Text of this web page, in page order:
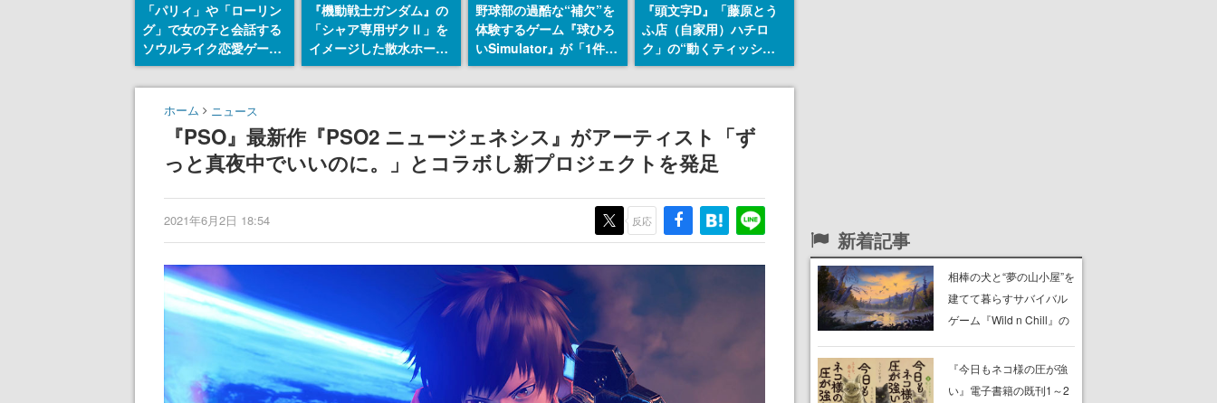
「パリィ」や「ローリン
グ」で女の子と会話する
ソウルライク恋愛ゲーム
『小早川さんはソウルラ
イク』無料公開。返事に
失敗すると「YOU
DIED」
『機動戦士ガンダム』の
「シャア専用ザクⅡ」を
イメージした散水ホース
リールが予約開始。本体
にはシャアのパーソナル
エンブレム、型式番号な
どを配置
野球部の過酷な“補欠”を
体験するゲーム『球ひろ
いSimulator』が「1件」
のウィッシュリストをも
とにチェコ語に対応し
ダム・カム』開発元やチ
ェコのプロ野球選手から
称賛の声
『頭文字D』「藤原とう
ふ店（自家用）ハチロ
ク」の“動くティッシュ
ケース”が買えるポップ
アップショップが開催
群馬の「イオンモール高
崎」にて、8月11日から8
月20日までの期間限定で
ホーム ニュース
『PSO』最新作『PSO2 ニュージェネシス』がアーティスト「ず
っと真夜中でいいのに。」とコラボし新プロジェクトを発足
2021年6月2日 18:54 反応
新着記事
相棒の犬と“夢の山小屋”を
建てて暮らすサバイバル
ゲーム『Wild n Chill』の
中。ドット絵の大自然
で、喧騒を忘れよう
『今日もネコ様の圧が強
い』電子書籍の既刊1～2